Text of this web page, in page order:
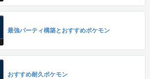
最強パーティ構築とおすすめポケモン
おすすめ耐久ポケモン